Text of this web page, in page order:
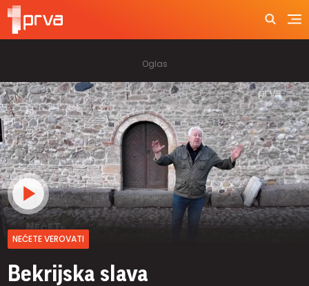
NEĆETE VEROVATI
Bekrijska slava